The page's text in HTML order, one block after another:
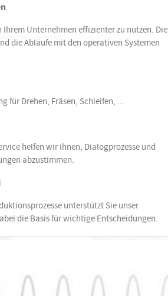
Unternehmen effizienter zu nutzen. Die
die Abläufe mit den operativen Systemen
für Drehen, Fräsen, Schleifen, ...
helfen wir ihnen, Dialogprozesse und
abzustimmen.
unterstützt Sie unser
die Basis für wichtige Entscheidungen.